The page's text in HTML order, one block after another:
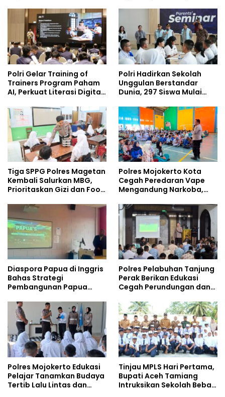
Policing Masuki Babak
Polri Gelar Training of
Trainers Program Paham
AI, Perkuat Literasi Digital
Polri Hadirkan Sekolah
Unggulan Berstandar
Dunia, 297 Siswa Mulai
Tiga SPPG Polres Magetan
Kembali Salurkan MBG,
Prioritaskan Gizi dan Food
Polres Mojokerto Kota
Cegah Peredaran Vape
Mengandung Narkoba,
Kalangan Remaja
Diaspora Papua di Inggris
Bahas Strategi
Pembangunan Papua
Doktoral Internasional
Polres Pelabuhan Tanjung
Perak Berikan Edukasi
Cegah Perundungan dan
kepada Pelajar MPLS
Polres Mojokerto Edukasi
Pelajar Tanamkan Budaya
Tertib Lalu Lintas dan
Tinjau MPLS Hari Pertama,
Bupati Aceh Tamiang
Intruksikan Sekolah Bebas